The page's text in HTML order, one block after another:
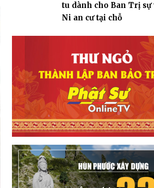
tu dành cho Ban Trị sự
Ni an cư tại chỗ